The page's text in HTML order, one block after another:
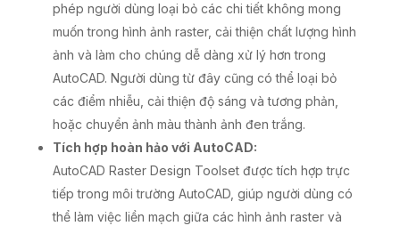
phép người dùng loại bỏ các chi tiết không mong
muốn trong hình ảnh raster, cải thiện chất lượng hình
ảnh và làm cho chúng dễ dàng xử lý hơn trong
AutoCAD. Người dùng từ đây cũng có thể loại bỏ
các điểm nhiễu, cải thiện độ sáng và tương phản,
hoặc chuyển ảnh màu thành ảnh đen trắng.
Tích hợp hoàn hảo với AutoCAD:
AutoCAD Raster Design Toolset được tích hợp trực
tiếp trong môi trường AutoCAD, giúp người dùng có
thể làm việc liền mạch giữa các hình ảnh raster và